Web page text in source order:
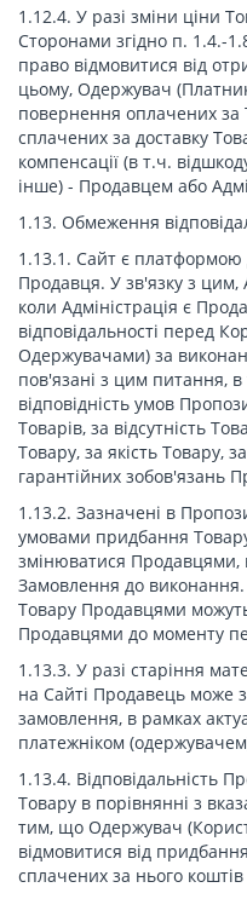
1.12.4. У разі зміни ціни
Сторонами згідно п. 1.4.-
право відмовитися від
цьому, Одержувач
повернення оплачених за
сплачених за доставку
компенсації (в т.ч.
інше) - Продавцем або
1.13. Обмеження
1.13.1. Сайт є
Продавця. У зв'язку з цим,
коли Адміністрація є
відповідальності перед
Одержувачами) за
пов'язані з цим питання,
відповідність умов
Товарів, за відсутність
Товару, за якість Товару,
гарантійних зобов'язань
1.13.2. Зазначені в
умовами придбання
змінюватися Продавцями,
Замовлення до
Товару Продавцями
Продавцями до моменту
1.13.3. У разі старіння
на Сайті Продавець може
замовлення, в рамках
платежніком
1.13.4. Відповідальність
Товару в порівнянні з
тим, що Одержувач
відмовитися від
сплачених за нього